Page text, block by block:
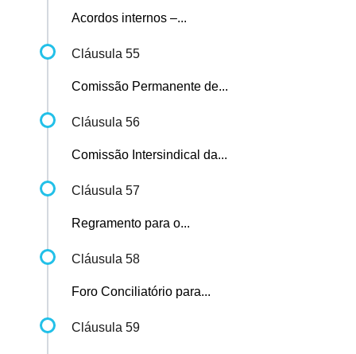
Acordos internos –...
Cláusula 55
Comissão Permanente de...
Cláusula 56
Comissão Intersindical da...
Cláusula 57
Regramento para o...
Cláusula 58
Foro Conciliatório para...
Cláusula 59